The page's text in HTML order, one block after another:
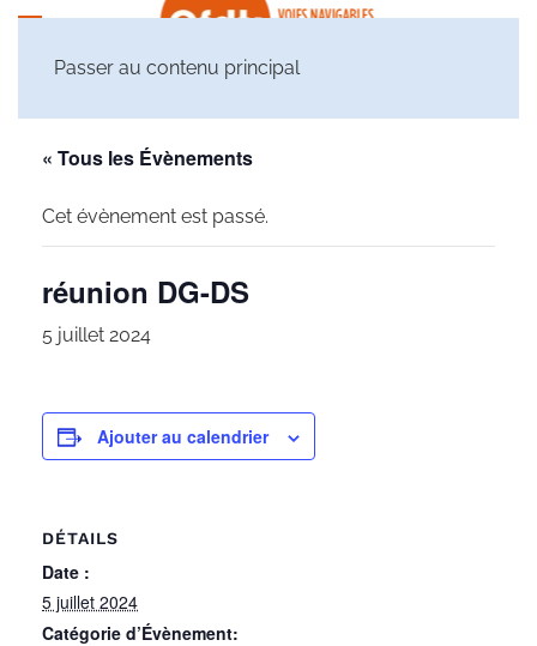
Passer au contenu principal
« Tous les Évènements
Cet évènement est passé.
réunion DG-DS
5 juillet 2024
Ajouter au calendrier
DÉTAILS
Date :
5 juillet 2024
Catégorie d’Évènement: